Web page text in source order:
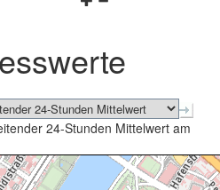
schließen
24-Stunden Mittelwert am